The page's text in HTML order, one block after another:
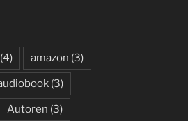
(4) amazon (3)
(3)
Autoren (3)